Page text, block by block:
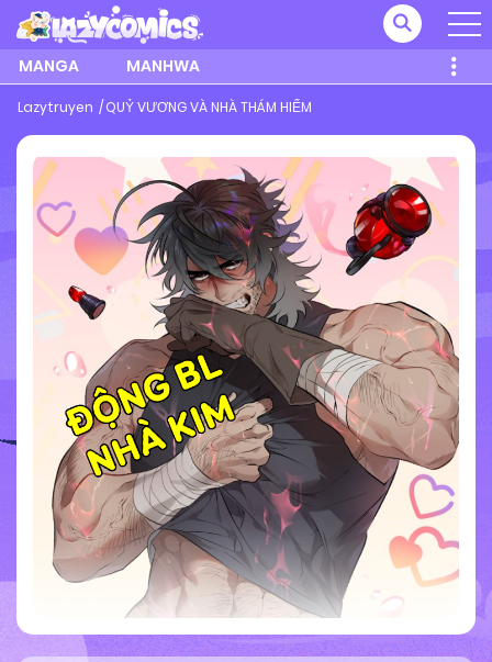
MANGA MANHWA
Lazytruyen QUỶ VƯƠNG VÀ NHÀ THÁM HIỂM